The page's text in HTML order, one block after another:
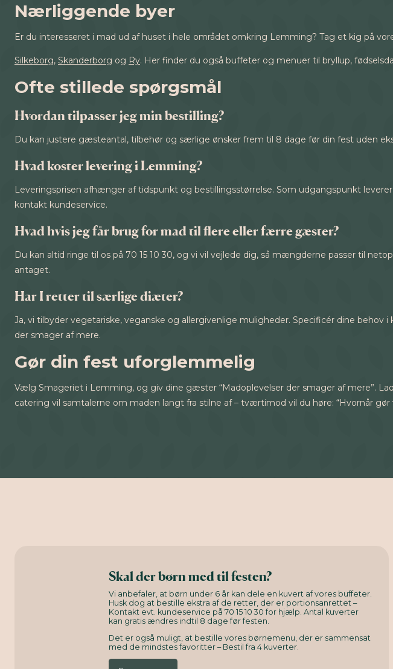
Nærliggende byer
Er du interesseret i mad ud af huset i hele området omkring Lemming? Tag et kig på
Silkeborg, Skanderborg og Ry. Her finder du også buffeter og menuer til bryllup,
Ofte stillede spørgsmål
Hvordan tilpasser jeg min bestilling?
Du kan justere gæsteantal, tilbehør og særlige ønsker frem til 8 dage før din fest uden
Hvad koster levering i Lemming?
Leveringsprisen afhænger af tidspunkt og bestillingsstørrelse. Som udgangspunkt
kontakt kundeservice.
Hvad hvis jeg får brug for mad til flere eller færre gæster?
Du kan altid ringe til os på 70 15 10 30, og vi vil vejlede dig, så mængderne passer til
antaget.
Har I retter til særlige diæter?
Ja, vi tilbyder vegetariske, veganske og allergivenlige muligheder. Specificér dine
der smager af mere.
Gør din fest uforglemmelig
Vælg Smageriet i Lemming, og giv dine gæster “Madoplevelser der smager af mere”.
catering vil samtalerne om maden langt fra stilne af – tværtimod vil du høre: “Hvornår gør
Skal der børn med til festen?
Vi anbefaler, at børn under 6 år kan dele en kuvert af vores buffeter.
Husk dog at bestille ekstra af de retter, der er portionsanrettet –
Kontakt evt. kundeservice på 70 15 10 30 for hjælp. Antal kuverter
kan gratis ændres indtil 8 dage før festen.
Det er også muligt, at bestille vores børnemenu, der er sammensat
med de mindstes favoritter – Bestil fra 4 kuverter.